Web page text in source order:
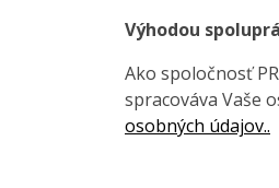
Výhodou
Ako spoločnosť
spracováva Vaše
osobných údajov..